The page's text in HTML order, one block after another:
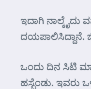
ಇದಾಗಿ ನಾಲ್ಕೈದು
ದಯಪಾಲಿಸಿದ್ದಾನೆ.
ಒಂದು ದಿನ ಸಿಟಿ
ಹಸ್ಬೆಂಡು. ಇವರು